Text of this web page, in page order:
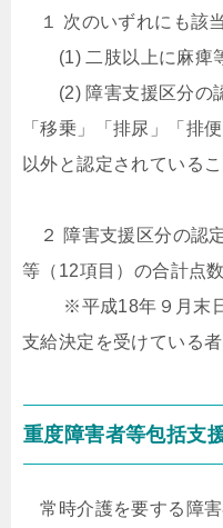
１ 次のいずれにも該
(1) 二肢以上に麻痺
(2) 障害支援区分の認
「移乗」「排尿」「排
以外と認定されているこ
２ 障害支援区分の認
等（12項目）の合計点
※平成18年９月末日
支給決定を受けている
重度障害者等包括支
常時介護を要する障害